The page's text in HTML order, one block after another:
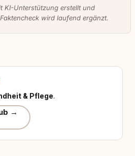
KI-Unterstützung erstellt und
wird laufend ergänzt.
& Pflege.
→